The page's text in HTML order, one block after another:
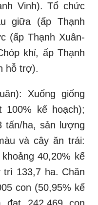
Vinh). Tổ chức
giữa (ấp Thạnh
(ấp Thạnh Xuân-
khỉ, ấp Thạnh
hỗ trợ).
Xuống giống
100% kế hoạch);
tấn/ha, sản lượng
và cây ăn trái:
40,20% kế
trì 133,7 ha. Chăn
con (50,95% kế